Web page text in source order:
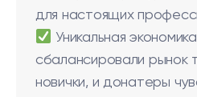
для настоящих
Уникальная
сбалансировали рынок
новички, и донатеры